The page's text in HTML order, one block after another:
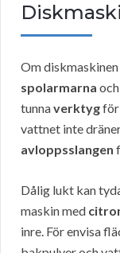
Om
spolarmarna
tunnaverktygför
vattnet inte
avloppsslangen
Dålig lukt kan
maskin med
inre. För envisa